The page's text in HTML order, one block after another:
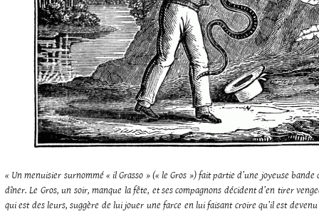
« Un menuisier surnommé « il Grasso » (« le Gros ») fait partie d’une joyeuse
dîner. Le Gros, un soir, manque la fête, et ses compagnons décident d’en tirer
qui est des leurs, suggère de lui jouer une farce en lui faisant croire qu’il est